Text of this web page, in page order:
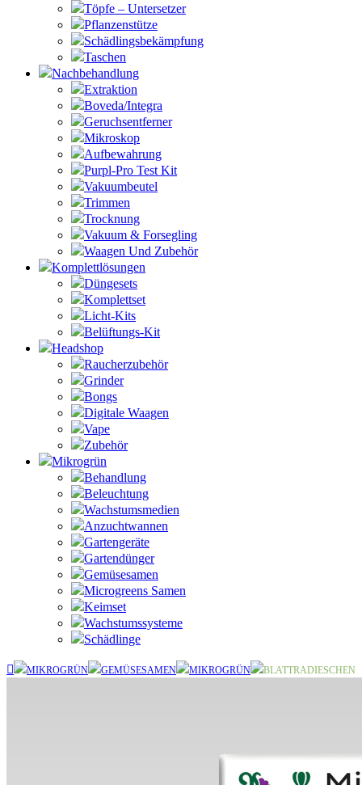
Töpfe – Untersetzer
Pflanzenstütze
Schädlingsbekämpfung
Taschen
Nachbehandlung
Extraktion
Boveda/Integra
Geruchsentferner
Mikroskop
Aufbewahrung
Purpl-Pro Test Kit
Vakuumbeutel
Trimmen
Trocknung
Vakuum & Forsegling
Waagen Und Zubehör
Komplettlösungen
Düngesets
Komplettset
Licht-Kits
Belüftungs-Kit
Headshop
Raucherzubehör
Grinder
Bongs
Digitale Waagen
Vape
Zubehör
Mikrogrün
Behandlung
Beleuchtung
Wachstumsmedien
Anzuchtwannen
Gartengeräte
Gartendünger
Gemüsesamen
Microgreens Samen
Keimset
Wachstumssysteme
Schädlinge
MIKROGRÜN GEMÜSESAMEN MIKROGRÜN BLATTRADIESCHEN